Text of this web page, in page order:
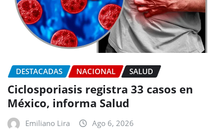
DESTACADAS NACIONAL SALUD
Ciclosporiasis registra 33 casos en
México, informa Salud
Emiliano Lira Ago 6, 2026